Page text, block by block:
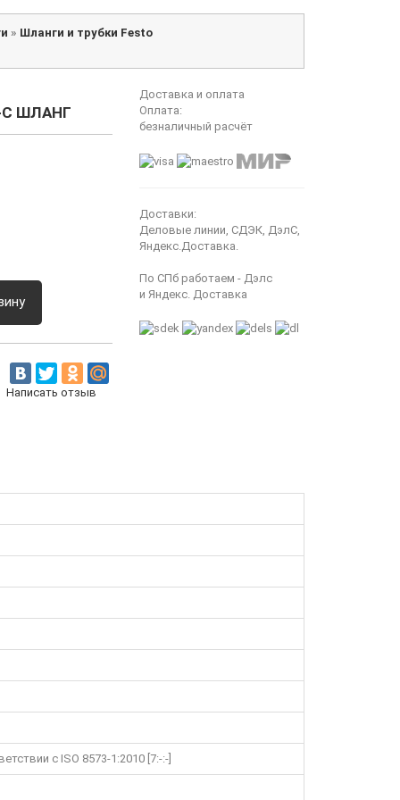
» Шланги и трубки Festo
C ШЛАНГ
Написать отзыв
Доставка и оплата
Оплата:
безналичный расчёт
Доставки:
Деловые линии, СДЭК, ДэлС,
Яндекс.Доставка.
По СПб работаем - Дэлс
и Яндекс. Доставка
с ISO 8573-1:2010 [7:-:-]